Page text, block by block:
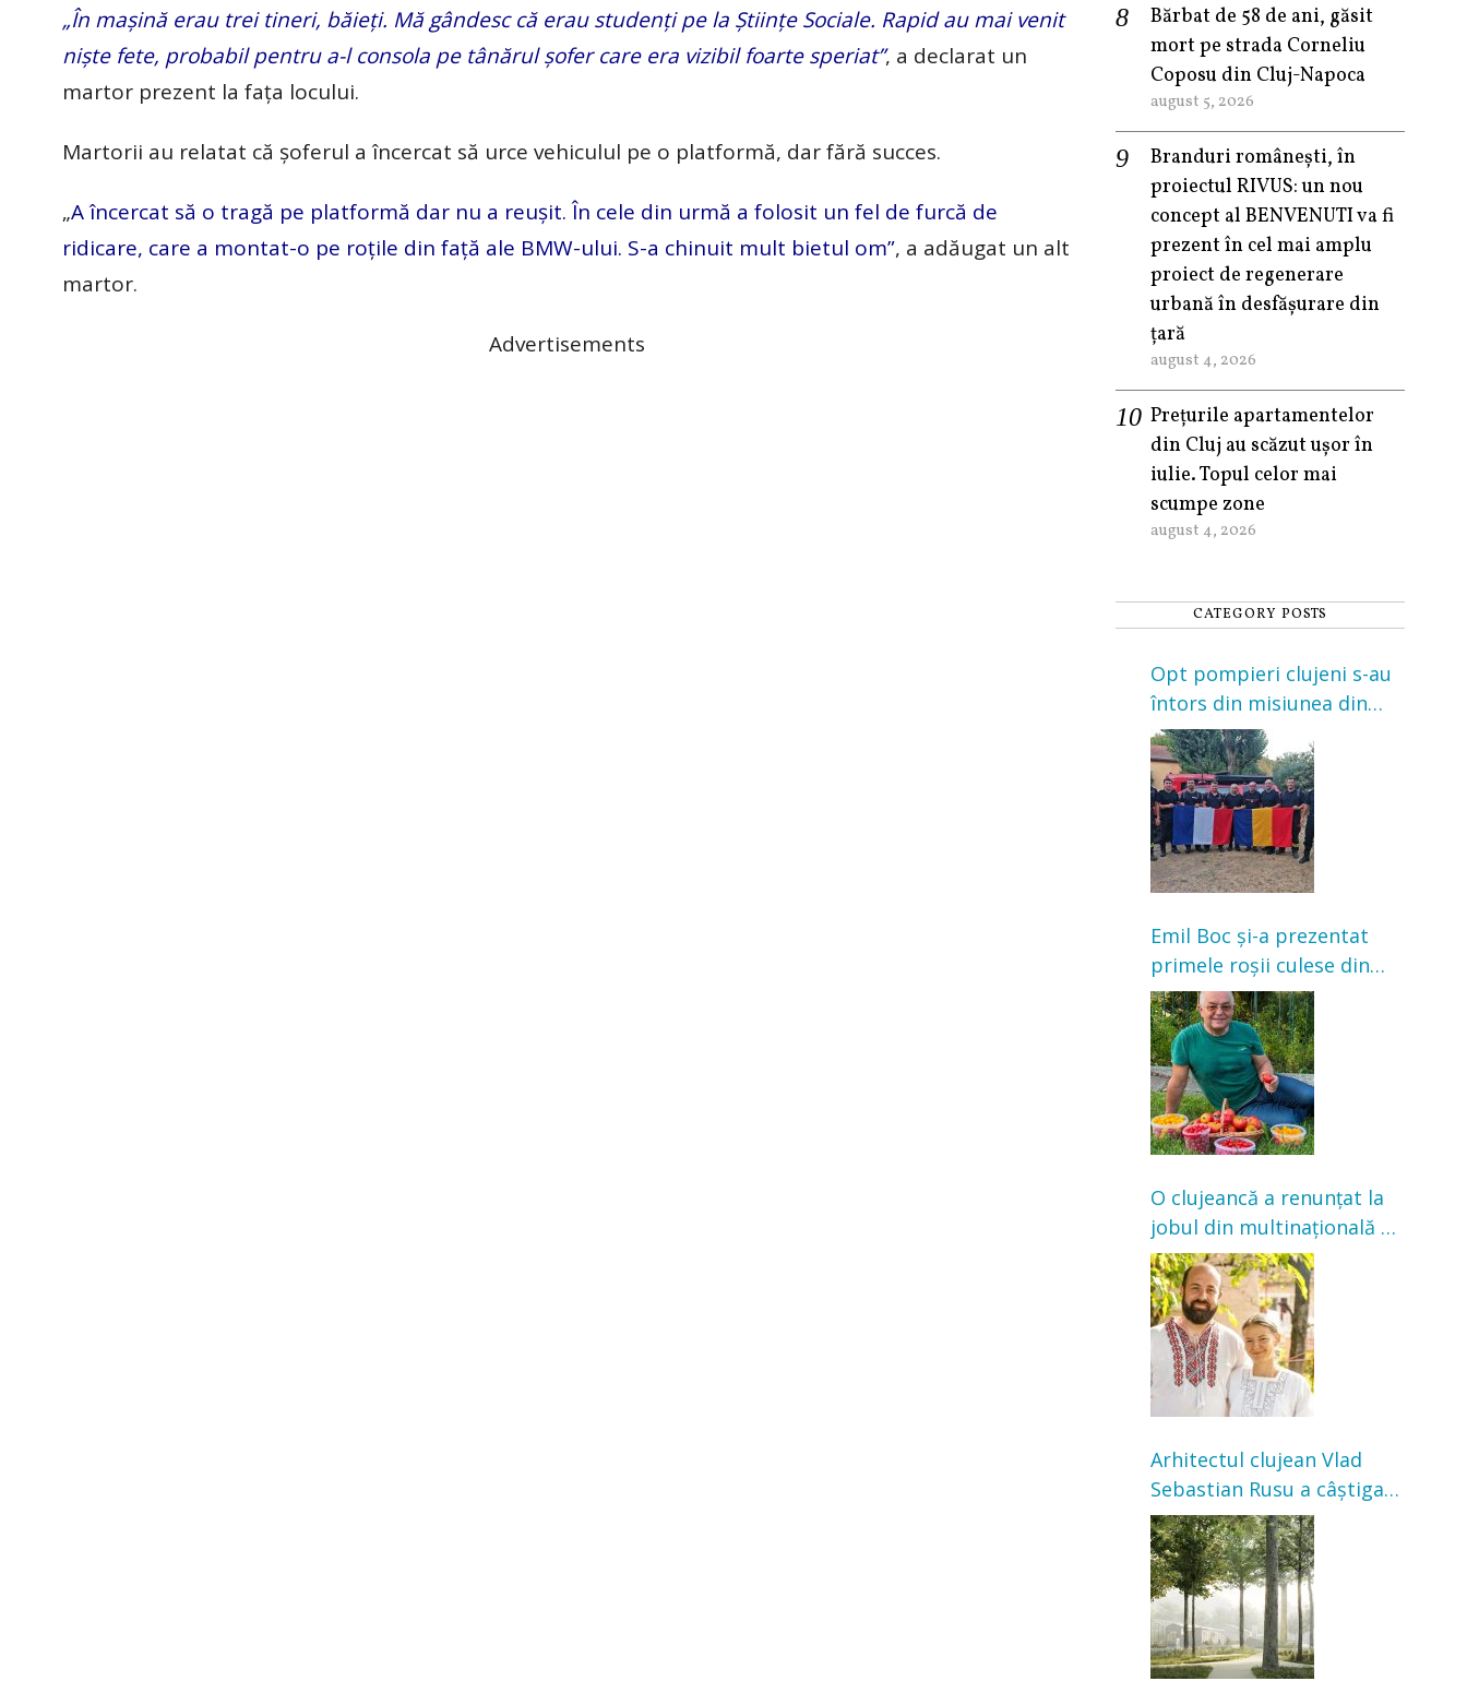
„În mașină erau trei tineri, băieți. Mă gândesc că erau studenți pe la Științe Sociale. Rapid au mai venit
niște fete, probabil pentru a-l consola pe tânărul șofer care era vizibil foarte speriat”, a declarat un
martor prezent la fața locului.
Martorii au relatat că șoferul a încercat să urce vehiculul pe o platformă, dar fără succes.
„A încercat să o tragă pe platformă dar nu a reușit. În cele din urmă a folosit un fel de furcă de
ridicare, care a montat-o pe roțile din față ale BMW-ului. S-a chinuit mult bietul om”, a adăugat un alt
martor.
Advertisements
Bărbat de 58 de ani, găsit
mort pe strada Corneliu
Coposu din Cluj-Napoca
august 5, 2026
Branduri românești, în
proiectul RIVUS: un nou
concept al BENVENUTI va fi
prezent în cel mai amplu
proiect de regenerare
urbană în desfășurare din
țară
august 4, 2026
Prețurile apartamentelor
din Cluj au scăzut ușor în
iulie. Topul celor mai
scumpe zone
august 4, 2026
CATEGORY POSTS
Opt pompieri clujeni s-au
întors din misiunea din
Franța. Au intervenit la
incendii de vegetație și
pădure
Emil Boc și-a prezentat
primele roșii culese din
grădină: „Niciun magazin
nu poate oferi această
satisfacție”
O clujeancă a renunțat la
jobul din multinațională și
s-a mutat la țară. Acum
cultivă legume în grădina
bunicilor
Arhitectul clujean Vlad
Sebastian Rusu a câștigat
concursul pentru
transformarea Grădinii
Casei Universitarilor